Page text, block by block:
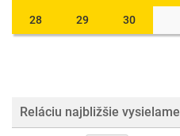
28 29 30
Reláciu najbližšie vysielame